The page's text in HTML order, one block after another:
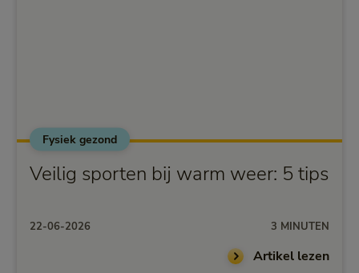
Fysiek gezond
Veilig sporten bij warm weer: 5 tips
22-06-2026 3 MINUTEN
Artikel lezen